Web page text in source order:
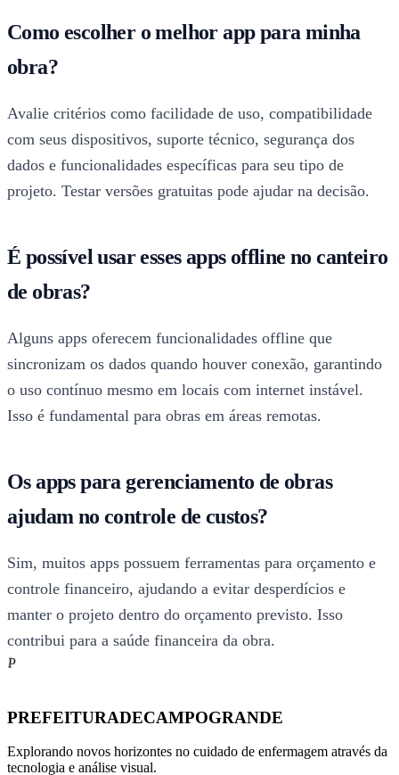
Como escolher o melhor app para minha
obra?
Avalie critérios como facilidade de uso, compatibilidade
com seus dispositivos, suporte técnico, segurança dos
dados e funcionalidades específicas para seu tipo de
projeto. Testar versões gratuitas pode ajudar na decisão.
É possível usar esses apps offline no canteiro
de obras?
Alguns apps oferecem funcionalidades offline que
sincronizam os dados quando houver conexão, garantindo
o uso contínuo mesmo em locais com internet instável.
Isso é fundamental para obras em áreas remotas.
Os apps para gerenciamento de obras
ajudam no controle de custos?
Sim, muitos apps possuem ferramentas para orçamento e
controle financeiro, ajudando a evitar desperdícios e
manter o projeto dentro do orçamento previsto. Isso
contribui para a saúde financeira da obra.
P
PREFEITURADECAMPOGRANDE
Explorando novos horizontes no cuidado de enfermagem através da
tecnologia e análise visual.